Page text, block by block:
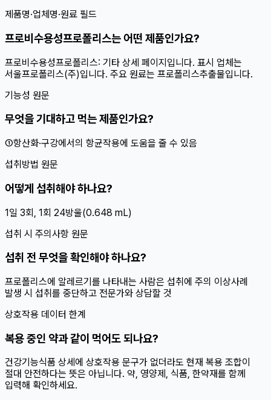
제품명·업체명·원료 필드
프로비수용성프로폴리스는 어떤 제품인가요?
프로비수용성프로폴리스: 기타 상세 페이지입니다. 표시 업체는
서울프로폴리스(주)입니다. 주요 원료는 프로폴리스추출물입니다.
기능성 원문
무엇을 기대하고 먹는 제품인가요?
①항산화·구강에서의 항균작용에 도움을 줄 수 있음
섭취방법 원문
어떻게 섭취해야 하나요?
1일 3회, 1회 24방울(0.648 mL)
섭취 시 주의사항 원문
섭취 전 무엇을 확인해야 하나요?
프로폴리스에 알레르기를 나타내는 사람은 섭취에 주의 이상사례
발생 시 섭취를 중단하고 전문가와 상담할 것
상호작용 데이터 한계
복용 중인 약과 같이 먹어도 되나요?
건강기능식품 상세에 상호작용 문구가 없더라도 현재 복용 조합이
절대 안전하다는 뜻은 아닙니다. 약, 영양제, 식품, 한약재를 함께
입력해 확인하세요.